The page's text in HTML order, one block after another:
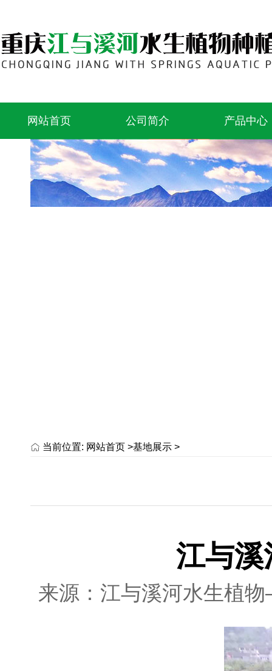
网站首页 公司简介 产品中心
当前位置: 网站首页 >基地展示 >
江与
来源：江与溪河水生植